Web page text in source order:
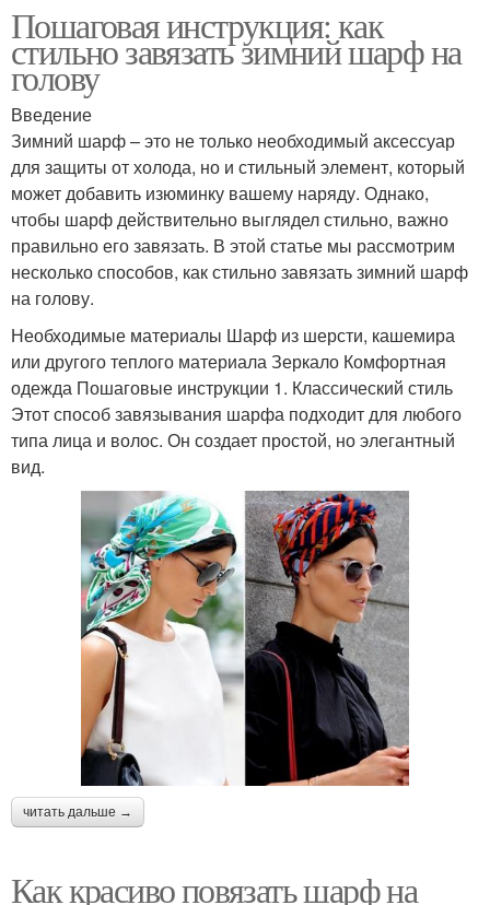
Пошаговая инструкция: как
стильно завязать зимний шарф на
голову
Введение
Зимний шарф – это не только необходимый аксессуар
для защиты от холода, но и стильный элемент, который
может добавить изюминку вашему наряду. Однако,
чтобы шарф действительно выглядел стильно, важно
правильно его завязать. В этой статье мы рассмотрим
несколько способов, как стильно завязать зимний шарф
на голову.
Необходимые материалы Шарф из шерсти, кашемира
или другого теплого материала Зеркало Комфортная
одежда Пошаговые инструкции 1. Классический стиль
Этот способ завязывания шарфа подходит для любого
типа лица и волос. Он создает простой, но элегантный
вид.
читать дальше →
Как красиво повязать шарф на